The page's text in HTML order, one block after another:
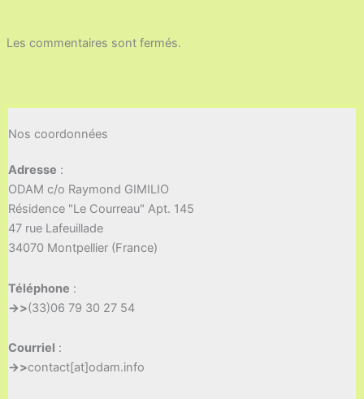
Les commentaires sont fermés.
Nos coordonnées
Adresse :
ODAM c/o Raymond GIMILIO
Résidence "Le Courreau" Apt. 145
47 rue Lafeuillade
34070 Montpellier (France)
Téléphone :
->>(33)06 79 30 27 54
Courriel :
->>contact[at]odam.info